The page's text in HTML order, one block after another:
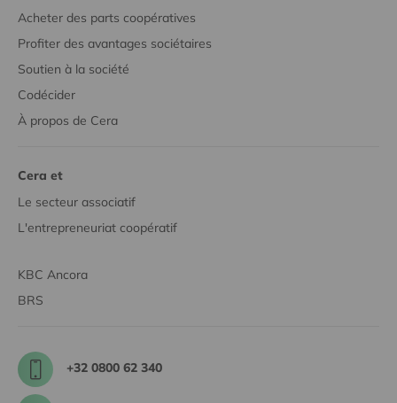
Acheter des parts coopératives
Profiter des avantages sociétaires
Soutien à la société
Codécider
À propos de Cera
Cera et
Le secteur associatif
L'entrepreneuriat coopératif
KBC Ancora
BRS
+32 0800 62 340